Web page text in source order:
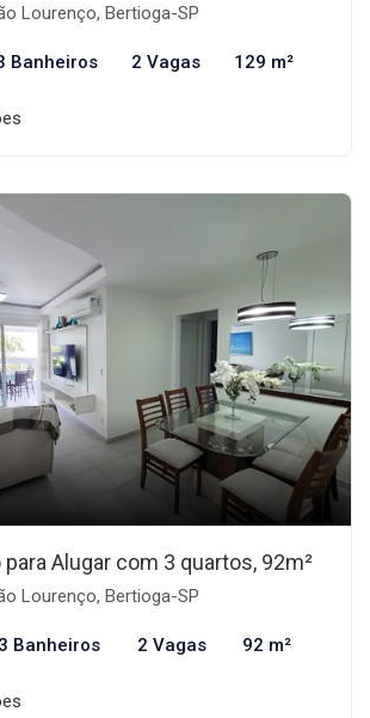
Lourenço, Bertioga-SP
Banheiros 2 Vagas 129 m²
Alugar com 3 quartos, 92m²
Lourenço, Bertioga-SP
3 Banheiros 2 Vagas 92 m²